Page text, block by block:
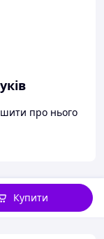
про нього
Купити